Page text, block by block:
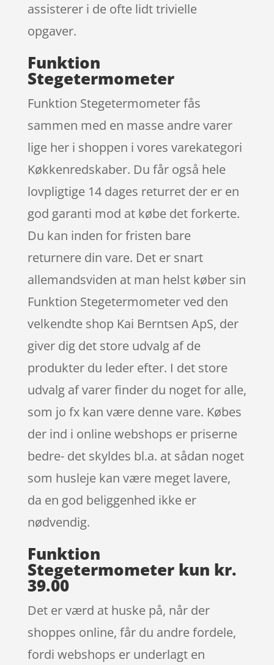
assisterer i de ofte lidt trivielle
opgaver.
Funktion
Stegetermometer
Funktion Stegetermometer fås
sammen med en masse andre varer
lige her i shoppen i vores varekategori
Køkkenredskaber. Du får også hele
lovpligtige 14 dages returret der er en
god garanti mod at købe det forkerte.
Du kan inden for fristen bare
returnere din vare. Det er snart
allemandsviden at man helst køber sin
Funktion Stegetermometer ved den
velkendte shop Kai Berntsen ApS, der
giver dig det store udvalg af de
produkter du leder efter. I det store
udvalg af varer finder du noget for alle,
som jo fx kan være denne vare. Købes
der ind i online webshops er priserne
bedre- det skyldes bl.a. at sådan noget
som husleje kan være meget lavere,
da en god beliggenhed ikke er
nødvendig.
Funktion
Stegetermometer kun kr.
39.00
Det er værd at huske på, når der
shoppes online, får du andre fordele,
fordi webshops er underlagt en